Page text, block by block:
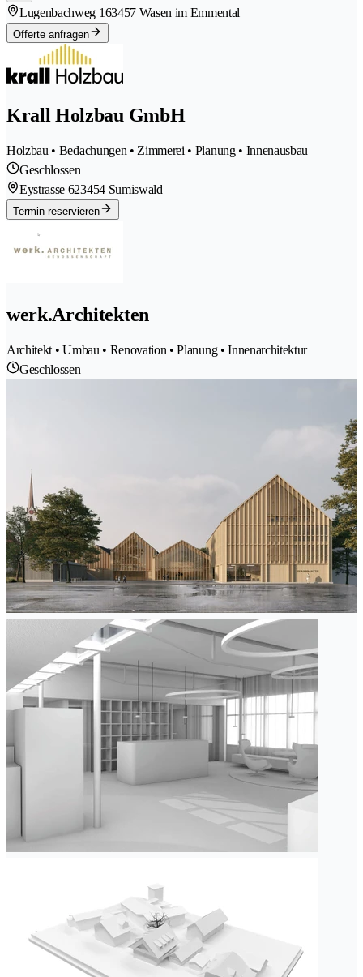
Lugenbachweg 163457 Wasen im Emmental
Offerte anfragen
Krall Holzbau GmbH
Holzbau • Bedachungen • Zimmerei • Planung • Innenausbau
Geschlossen
Eystrasse 623454 Sumiswald
Termin reservieren
werk.Architekten
Architekt • Umbau • Renovation • Planung • Innenarchitektur
Geschlossen